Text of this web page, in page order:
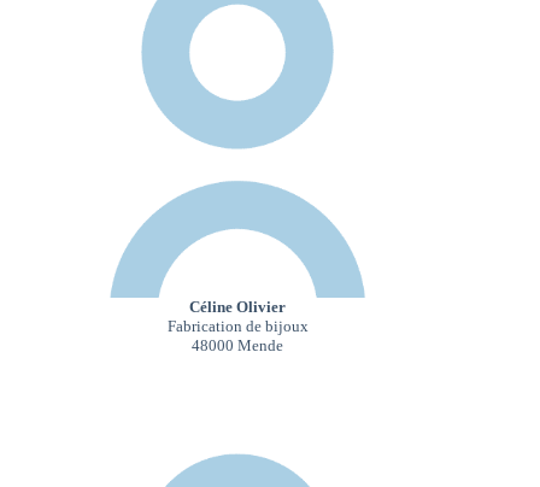
Céline Olivier
Fabrication de bijoux
48000 Mende